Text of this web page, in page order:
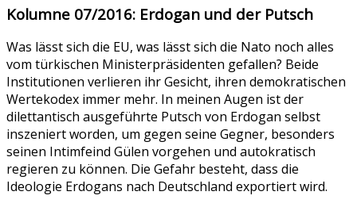
Kolumne 07/2016: Erdogan und der Putsch
Was lässt sich die EU, was lässt sich die Nato noch alles
vom türkischen Ministerpräsidenten gefallen? Beide
Institutionen verlieren ihr Gesicht, ihren demokratischen
Wertekodex immer mehr. In meinen Augen ist der
dilettantisch ausgeführte Putsch von Erdogan selbst
inszeniert worden, um gegen seine Gegner, besonders
seinen Intimfeind Gülen vorgehen und autokratisch
regieren zu können. Die Gefahr besteht, dass die
Ideologie Erdogans nach Deutschland exportiert wird.